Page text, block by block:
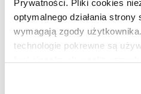
Prywatności. Pliki cookies
optymalnego działania
wymagają zgody
technologie pokrewne są
dobrowolną zgodę na pliki
oddaje pola
FABIO TURCO